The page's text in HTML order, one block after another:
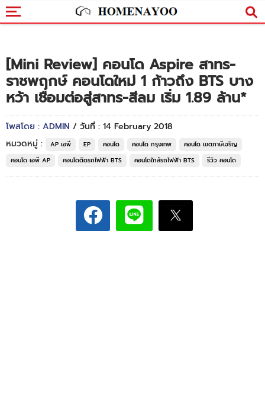
[Mini Review] คอนโด Aspire สาทร-
ราชพฤกษ์ คอนโดใหม่ 1 ก้าวถึง BTS บาง
หว้า เชื่อมต่อสู่สาทร-สีลม เริ่ม 1.89 ล้าน*
โพสโดย : ADMIN / วันที่ : 14 February 2018
หมวดหมู่ :
AP เอพี EP คอนโด คอนโด กรุงเทพ
คอนโด เขตภาษีเจริญ
คอนโด เอพี AP
คอนโดติดรถไฟฟ้า BTS คอนโดใกล้รถไฟฟ้า BTS รีวิว คอนโด